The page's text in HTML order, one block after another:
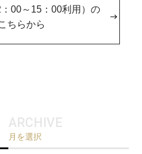
00～15：00利用）の
ちらから
ARCHIVE
月を選択